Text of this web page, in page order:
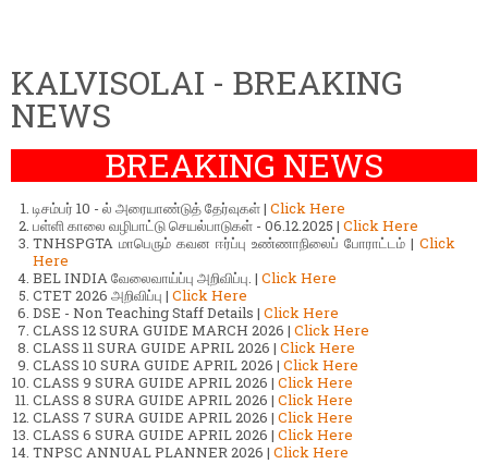
KALVISOLAI - BREAKING
NEWS
BREAKING NEWS
டிசம்பர் 10 - ல் அரையாண்டுத் தேர்வுகள் | Click Here
பள்ளி காலை வழிபாட்டு செயல்பாடுகள் - 06.12.2025 | Click Here
TNHSPGTA மாபெரும் கவன ஈர்ப்பு உண்ணாநிலைப் போராட்டம் | Click
Here
BEL INDIA வேலைவாய்ப்பு அறிவிப்பு. | Click Here
CTET 2026 அறிவிப்பு | Click Here
DSE - Non Teaching Staff Details | Click Here
CLASS 12 SURA GUIDE MARCH 2026 | Click Here
CLASS 11 SURA GUIDE APRIL 2026 | Click Here
CLASS 10 SURA GUIDE APRIL 2026 | Click Here
CLASS 9 SURA GUIDE APRIL 2026 | Click Here
CLASS 8 SURA GUIDE APRIL 2026 | Click Here
CLASS 7 SURA GUIDE APRIL 2026 | Click Here
CLASS 6 SURA GUIDE APRIL 2026 | Click Here
TNPSC ANNUAL PLANNER 2026 | Click Here